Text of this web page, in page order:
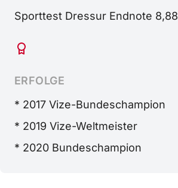
Sporttest Dressur Endnote 8,88
ERFOLGE
* 2017 Vize-Bundeschampion
* 2019 Vize-Weltmeister
* 2020 Bundeschampion